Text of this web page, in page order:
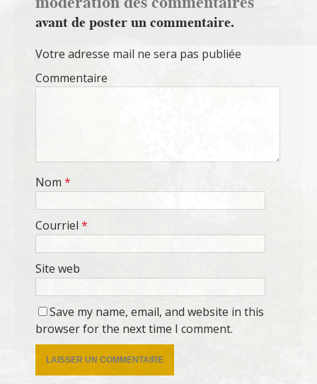
avant de poster un commentaire.
Votre adresse mail ne sera pas publiée
Commentaire
Nom *
Courriel *
Site web
Save my name, email, and website in this
browser for the next time I comment.